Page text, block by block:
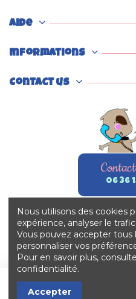
Aide
Informations
Contact us
06 36
Nous utilisons des cookies
expérience, analyser le
Vous pouvez accepter tous
personnaliser vos
Pour en savoir plus,
confidentialité.
Accepter